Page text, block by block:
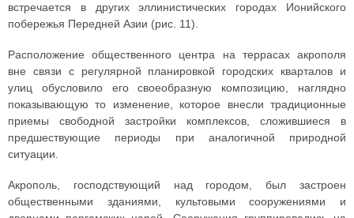
встречается в других эллинистических городах Ионийского
побережья Передней Азии (рис. 11).
Расположение общественного центра на террасах акрополя
вне связи с регулярной планировкой городских кварталов и
улиц обусловило его своеобразную композицию, наглядно
показывающую то изменение, которое внесли традиционные
приемы свободной застройки комплексов, сложившиеся в
предшествующие периоды при аналогичной природной
ситуации.
Акрополь, господствующий над городом, был застроен
общественными зданиями, культовыми сооружениями и